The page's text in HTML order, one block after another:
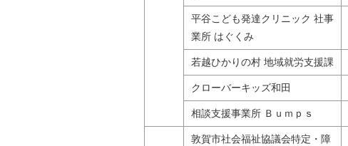
平谷こども発達クリニック 社事
業所 はぐくみ
若越ひかりの村 地域就労支援課
クローバーキッズ和田
相談支援事業所 Ｂｕｍｐｓ
敦賀市社会福祉協議会特定・障